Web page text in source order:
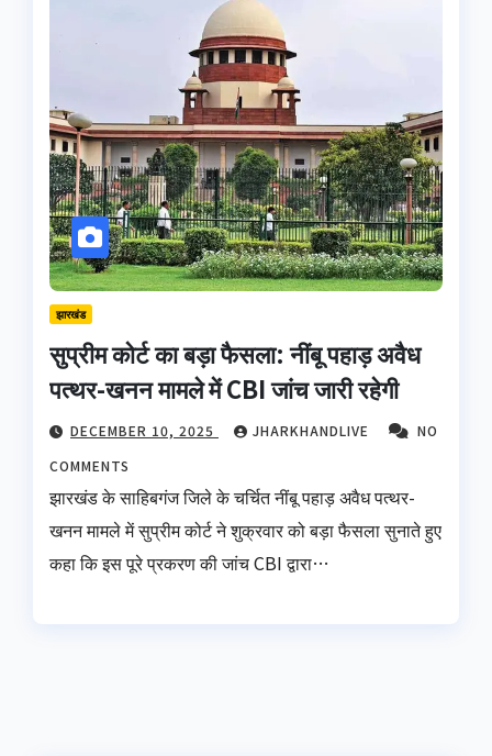
झारखंड
सुप्रीम कोर्ट का बड़ा फैसला: नींबू पहाड़ अवैध
पत्थर-खनन मामले में CBI जांच जारी रहेगी
DECEMBER 10, 2025 JHARKHANDLIVE
NO
COMMENTS
झारखंड के साहिबगंज जिले के चर्चित नींबू पहाड़ अवैध पत्थर-
खनन मामले में सुप्रीम कोर्ट ने शुक्रवार को बड़ा फैसला सुनाते हुए
कहा कि इस पूरे प्रकरण की जांच CBI द्वारा…